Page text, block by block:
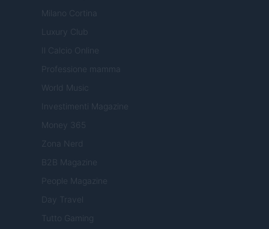
Milano Cortina
Luxury Club
Il Calcio Online
Professione mamma
World Music
Investimenti Magazine
Money 365
Zona Nerd
B2B Magazine
People Magazine
Day Travel
Tutto Gaming